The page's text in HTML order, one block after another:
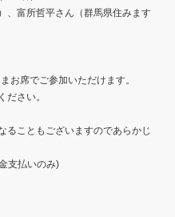
、富所哲平さん（群馬県住みます
お席でご参加いただけます。
ださい。
ることもございますのであらかじ
支払いのみ)